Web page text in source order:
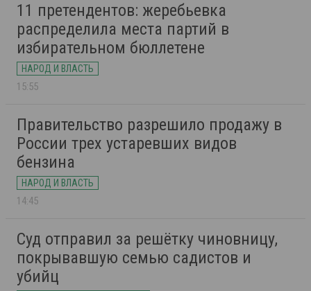
11 претендентов: жеребьевка
распределила места партий в
избирательном бюллетене
НАРОД И ВЛАСТЬ
15:55
Правительство разрешило продажу в
России трех устаревших видов
бензина
НАРОД И ВЛАСТЬ
14:45
Суд отправил за решётку чиновницу,
покрывавшую семью садистов и
убийц